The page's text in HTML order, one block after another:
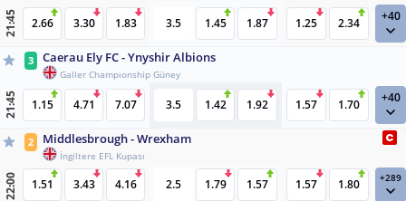
21:45 2.66 3.30 1.83 3.5 1.45 1.87 1.25 2.34 +40
3 Caerau Ely FC - Ynyshir Albions
Galler Championship Güney
21:45 1.15 4.71 7.07 3.5 1.42 1.92 1.57 1.70 +40
2 Middlesbrough - Wrexham
İngiltere EFL Kupası
22:00 1.51 3.43 4.16 2.5 1.79 1.57 1.57 1.80 +289